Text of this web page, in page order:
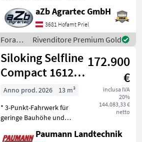
links und rechts Schieber
und Obenanhängung -
derzeit sofort verfügbar!
Qualität und Ma
aZb Agrartec GmbH
3681 Hofamt Priel
Foraggiamento
/
Peecon
Rivenditore Premium Gold
Siloking Selfline
Compact 1612-
13
172.900
€
inclusa IVA
20%
144.083,33 €
netto
Anno prod. 2026
13 m³
* 3-Punkt-Fahrwerk für
geringe Bauhöhe und
stufenlose Steuerung der
Paumann Landtechnik